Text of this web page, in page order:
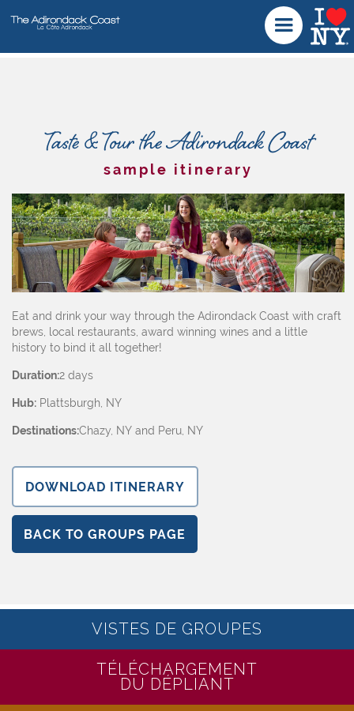
Taste & Tour the Adirondack Coast
sample itinerary
Eat and drink your way through the Adirondack Coast with craft
brews, local restaurants, award winning wines and a little
history to bind it all together!
Duration:2 days
Hub: Plattsburgh, NY
Destinations:Chazy, NY and Peru, NY
DOWNLOAD ITINERARY
BACK TO GROUPS PAGE
VISTES DE GROUPES
TÉLÉCHARGEMENT
DU DÉPLIANT